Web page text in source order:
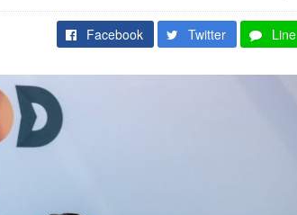
Facebook Twitter Line